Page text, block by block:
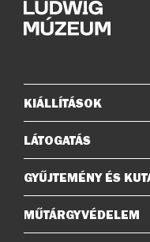
Oldaltérkép
KIÁLLÍTÁSOK
LÁTOGATÁS
GYŰJTEMÉNY ÉS
MŰTÁRGYVÉDELEM